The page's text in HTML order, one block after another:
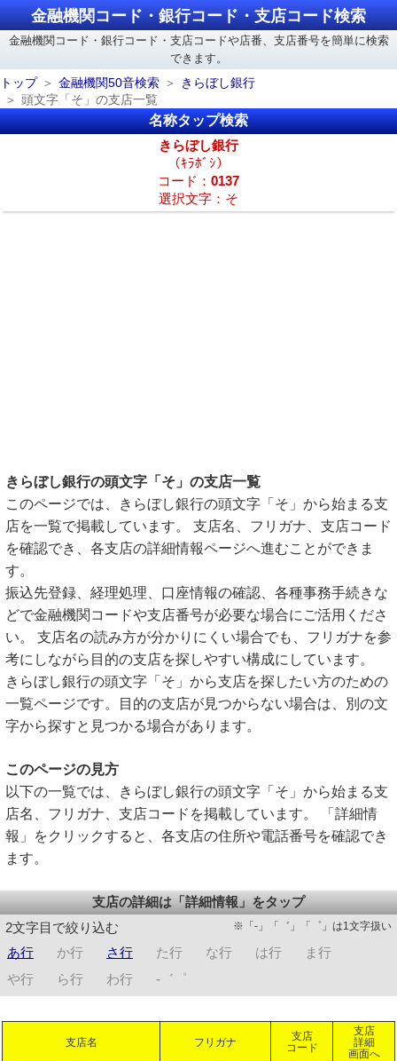
金融機関コード・銀行コード・支店コード検索
金融機関コード・銀行コード・支店コードや店番、支店番号を簡単に検索
できます。
トップ
金融機関50音検索
きらぼし銀行
頭文字「そ」の支店一覧
名称タップ検索
きらぼし銀行
（ｷﾗﾎﾞｼ）
コード： 0137
選択文字：そ
きらぼし銀行の頭文字「そ」の支店一覧
このページでは、きらぼし銀行の頭文字「そ」から始まる支
店を一覧で掲載しています。 支店名、フリガナ、支店コード
を確認でき、各支店の詳細情報ページへ進むことができま
す。
振込先登録、経理処理、口座情報の確認、各種事務手続きな
どで金融機関コードや支店番号が必要な場合にご活用くださ
い。 支店名の読み方が分かりにくい場合でも、フリガナを参
考にしながら目的の支店を探しやすい構成にしています。
きらぼし銀行の頭文字「そ」から支店を探したい方のための
一覧ページです。目的の支店が見つからない場合は、別の文
字から探すと見つかる場合があります。
このページの見方
以下の一覧では、きらぼし銀行の頭文字「そ」から始まる支
店名、フリガナ、支店コードを掲載しています。 「詳細情
報」をクリックすると、各支店の住所や電話番号を確認でき
ます。
支店の詳細は「詳細情報」をタップ
2文字目で絞り込む
※「-」「゛」「゜」は1文字扱い
あ行 か行 さ行 た行 な行 は行
ま行
や行
ら行 わ行 -゛゜
支店名 フリガナ
支店
コード
支店
詳細
画面へ